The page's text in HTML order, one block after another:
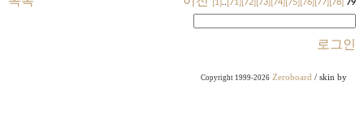
[1] [71] [72] [73] [74] [75] [76] [77] [78] 79
로그인
Copyright 1999-2026 Zeroboard / skin by